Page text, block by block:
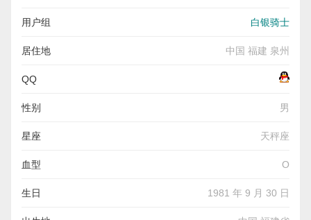
用户组 白银骑士
居住地 中国 福建 泉州
QQ
性别 男
星座 天秤座
血型 O
生日 1981 年 9 月 30 日